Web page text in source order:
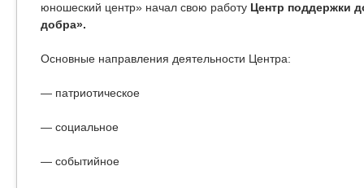
юношеский центр» начал свою работу Центр поддержки
добра».
Основные направления деятельности Центра:
— патриотическое
— социальное
— событийное